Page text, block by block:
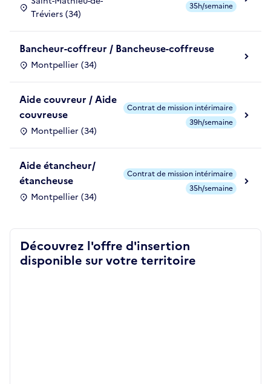
Tréviers (34)
35h/semaine
Bancheur-coffreur / Bancheuse-coffreuse
Montpellier (34)
Aide couvreur / Aide
couvreuse
Montpellier (34)
Contrat de mission intérimaire
39h/semaine
Aide étancheur/
étancheuse
Montpellier (34)
Contrat de mission intérimaire
35h/semaine
Découvrez l'offre d'insertion
disponible sur votre territoire